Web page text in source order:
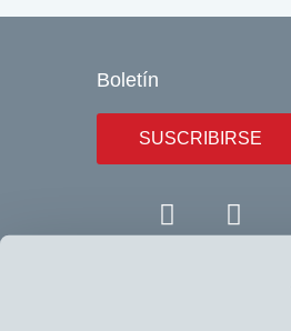
Boletín
SUSCRIBIRSE
Y
o
L
i